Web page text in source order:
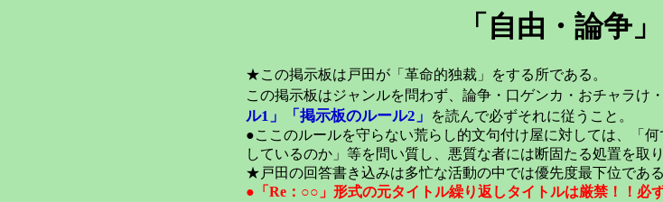
「自由・論争
★この掲示板は戸田が「革命的独裁」をする所である。
この掲示板はジャンルを問わず、論争・口ゲンカ・おチャラけ
ル1」
「掲示板のルール2」
を読んで必ずそれに従うこと。
●ここのルールを守らない荒らし的文句付け屋に対しては、「
しているのか」等を問い質し、悪質な者には断固たる処置を取
★戸田の回答書き込みは多忙な活動の中では優先度最下位であ
●「Re：○○」形式の元タイトル繰り返しタイトルは厳禁！！必